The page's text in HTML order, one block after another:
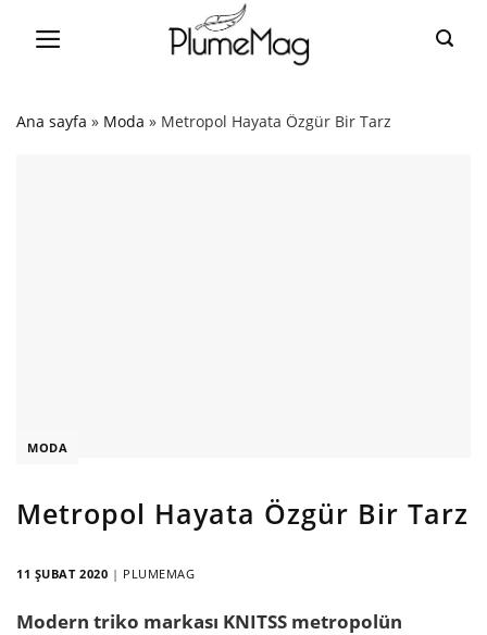
Ana sayfa » Moda » Metropol Hayata Özgür Bir Tarz
MODA
Metropol Hayata Özgür Bir Tarz
11 ŞUBAT 2020 | PLUMEMAG
Modern triko markası KNITSS metropolün